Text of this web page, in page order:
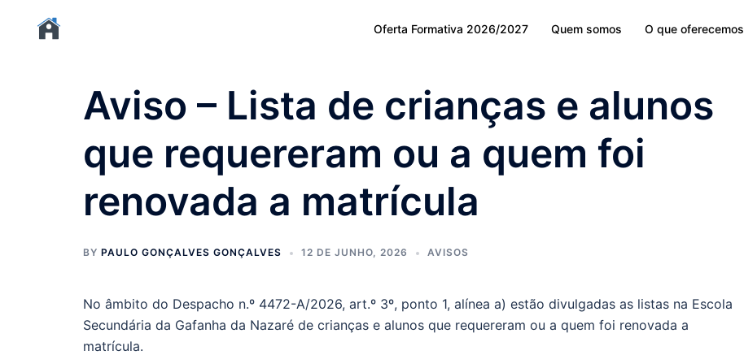
Oferta Formativa 2026/2027 Quem somos O que oferecemos
Aviso – Lista de crianças e alunos
que requereram ou a quem foi
renovada a matrícula
BY PAULO GONÇALVES GONÇALVES 12 DE JUNHO, 2026 AVISOS
No âmbito do Despacho n.º 4472-A/2026, art.º 3º, ponto 1, alínea a) estão divulgadas as listas na Escola
Secundária da Gafanha da Nazaré de crianças e alunos que requereram ou a quem foi renovada a
matrícula.